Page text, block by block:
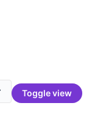
Toggle view